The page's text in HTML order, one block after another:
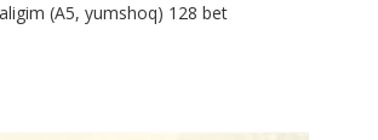
(А5, yumshoq) 128 bet